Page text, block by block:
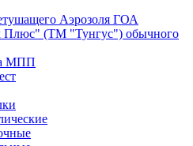
Аэрозоля ГОА
(ТМ "Тунгус") обычного
МПП